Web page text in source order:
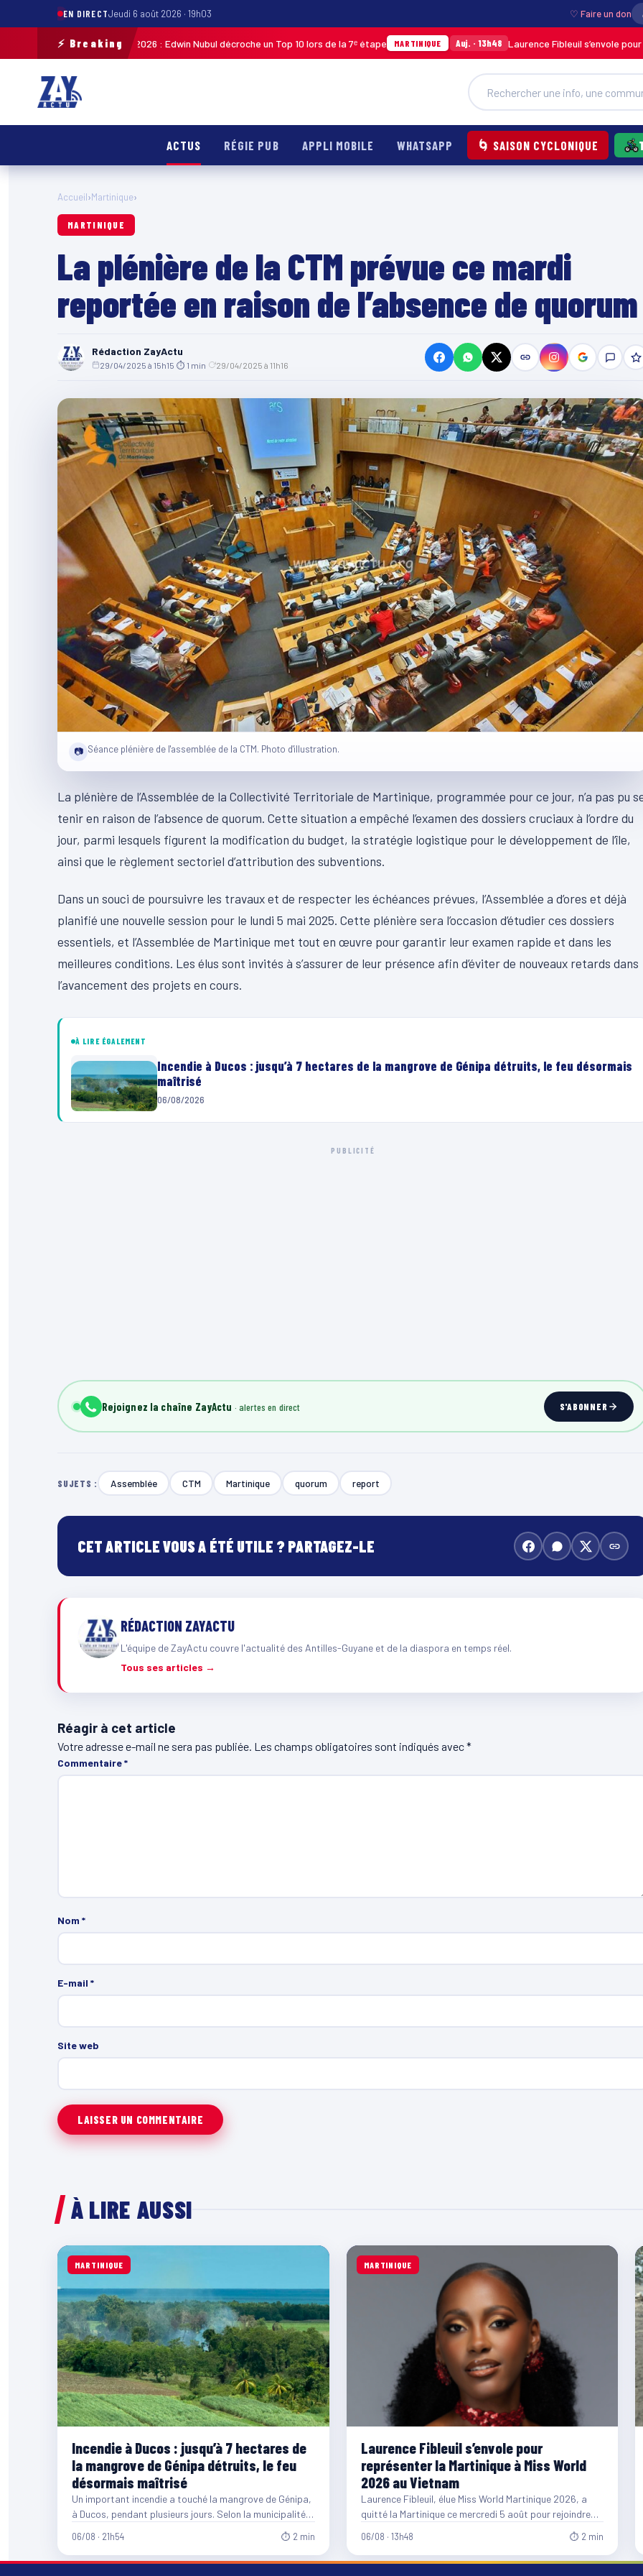
EN DIRECTJeudi 6 août 2026 · 19h03 ♡ Faire un don
⚡ Breaking
de Guadeloupe 2026 : Edwin Nubul décroche un Top 10 lors de la 7ᵉ étape MARTINIQUE Auj. · 13h48 Laurence Fibleuil s’envole pour
ACTUS RÉGIE PUB APPLI MOBILE WHATSAPP 🌀 SAISON CYCLONIQUE
Accueil›Martinique›
MARTINIQUE
La plénière de la CTM prévue ce mardi
reportée en raison de l’absence de quorum
Rédaction ZayActu
29/04/2025 à 15h15 ⏱ 1 min 29/04/2025 à 11h16
📷 Séance plénière de l'assemblée de la CTM. Photo d'illustration.
La plénière de l’Assemblée de la Collectivité Territoriale de Martinique, programmée pour ce jour, n’a pas pu
tenir en raison de l’absence de quorum. Cette situation a empêché l’examen des dossiers cruciaux à l’ordre du
jour, parmi lesquels figurent la modification du budget, la stratégie logistique pour le développement de l’île,
ainsi que le règlement sectoriel d’attribution des subventions.
Dans un souci de poursuivre les travaux et de respecter les échéances prévues, l’Assemblée a d’ores et déjà
planifié une nouvelle session pour le lundi 5 mai 2025. Cette plénière sera l’occasion d’étudier ces dossiers
essentiels, et l’Assemblée de Martinique met tout en œuvre pour garantir leur examen rapide et dans les
meilleures conditions. Les élus sont invités à s’assurer de leur présence afin d’éviter de nouveaux retards dans
l’avancement des projets en cours.
À LIRE ÉGALEMENT
Incendie à Ducos : jusqu’à 7 hectares de la mangrove de Génipa détruits, le feu désormais
maîtrisé
06/08/2026
PUBLICITÉ
Rejoignez la chaîne ZayActu S'ABONNER
SUJETS : Assemblée CTM Martinique quorum report
CET ARTICLE VOUS A ÉTÉ UTILE ? PARTAGEZ-LE
RÉDACTION ZAYACTU
L'équipe de ZayActu couvre l'actualité des Antilles-Guyane et de la diaspora en temps réel.
Tous ses articles →
Réagir à cet article
Votre adresse e-mail ne sera pas publiée. Les champs obligatoires sont indiqués avec*
Commentaire*
Nom *
E-mail *
Site web
À LIRE AUSSI
MARTINIQUE
Incendie à Ducos : jusqu’à 7 hectares de
la mangrove de Génipa détruits, le feu
désormais maîtrisé
Un important incendie a touché la mangrove de Génipa,
à Ducos, pendant plusieurs jours. Selon la municipalité,
06/08 · 21h54 ⏱ 2 min
MARTINIQUE
Laurence Fibleuil s’envole pour
représenter la Martinique à Miss World
2026 au Vietnam
Laurence Fibleuil, élue Miss World Martinique 2026, a
quitté la Martinique ce mercredi 5 août pour rejoindre
06/08 · 13h48 ⏱ 2 min